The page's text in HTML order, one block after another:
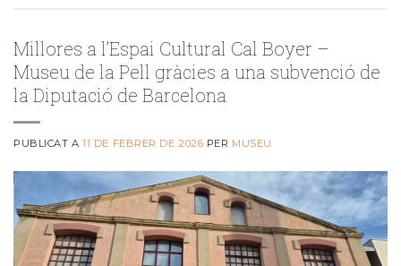
Millores a l’Espai Cultural Cal Boyer –
Museu de la Pell gràcies a una subvenció de
la Diputació de Barcelona
PUBLICAT A11 DE FEBRER DE 2026 PER MUSEU